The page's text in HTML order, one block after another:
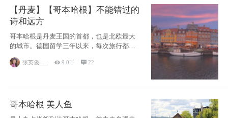
【丹麦】【哥本哈根】不能错过的
诗和远方
哥本哈根是丹麦王国的首都，也是北欧最大
的城市。德国留学三年以来，每次旅行都是
张英俊___ 9.0千 22
哥本哈根 美人鱼